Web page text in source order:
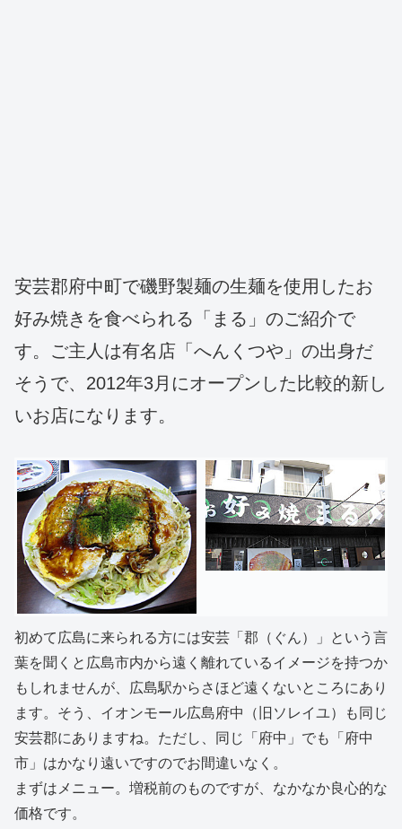
安芸郡府中町で磯野製麺の生麺を使用したお
好み焼きを食べられる「まる」のご紹介で
す。ご主人は有名店「へんくつや」の出身だ
そうで、2012年3月にオープンした比較的新し
いお店になります。
初めて広島に来られる方には安芸「郡（ぐん）」という言
葉を聞くと広島市内から遠く離れているイメージを持つか
もしれませんが、広島駅からさほど遠くないところにあり
ます。そう、イオンモール広島府中（旧ソレイユ）も同じ
安芸郡にありますね。ただし、同じ「府中」でも「府中
市」はかなり遠いですのでお間違いなく。
まずはメニュー。増税前のものですが、なかなか良心的な
価格です。